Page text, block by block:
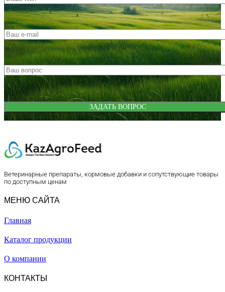
Ветеринарные препараты, кормовые добавки и сопутствующие товары
по доступным ценам
МЕНЮ САЙТА
Главная
Каталог продукции
О компании
КОНТАКТЫ